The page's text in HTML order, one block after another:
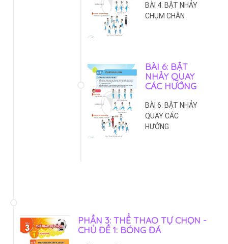
BÀI 4: BẬT NHẢY
CHỤM CHÂN
BÀI 6: BẬT
NHẢY QUAY
CÁC HƯỚNG
BÀI 6: BẬT NHẢY
QUAY CÁC
HƯỚNG
PHẦN 3: THỂ THAO TỰ CHỌN -
CHỦ ĐỀ 1: BÓNG ĐÁ